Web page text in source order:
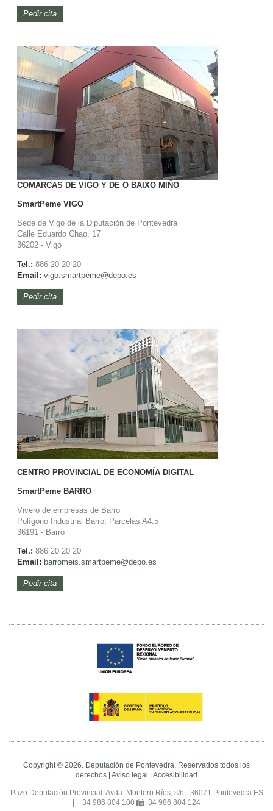
Pedir cita
COMARCAS DE VIGO Y DE O BAIXO MIÑO
SmartPeme VIGO
Sede de Vigo de la Diputación de Pontevedra
Calle Eduardo Chao, 17
36202 - Vigo
Tel.: 886 20 20 20
Email: vigo.smartpeme@depo.es
Pedir cita
CENTRO PROVINCIAL DE ECONOMÍA DIGITAL
SmartPeme BARRO
Vivero de empresas de Barro
Polígono Industrial Barro, Parcelas A4.5
36191 - Barro
Tel.: 886 20 20 20
Email: barromeis.smartpeme@depo.es
Pedir cita
Copyright © 2026. Deputación de Pontevedra. Reservados todos los
derechos | Aviso legal Accesibilidad
Pazo Deputación Provincial. Avda. Montero Ríos, s/n - 36071 Pontevedra ES
| +34 986 804 100 +34 986 804 124